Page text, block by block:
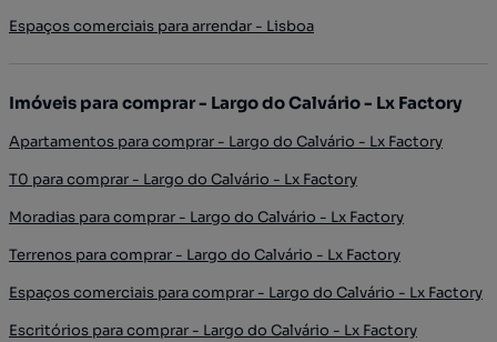
Espaços comerciais para arrendar - Lisboa
Imóveis para comprar - Largo do Calvário - Lx Factory
Apartamentos para comprar - Largo do Calvário - Lx Factory
T0 para comprar - Largo do Calvário - Lx Factory
Moradias para comprar - Largo do Calvário - Lx Factory
Terrenos para comprar - Largo do Calvário - Lx Factory
Espaços comerciais para comprar - Largo do Calvário - Lx Factory
Escritórios para comprar - Largo do Calvário - Lx Factory